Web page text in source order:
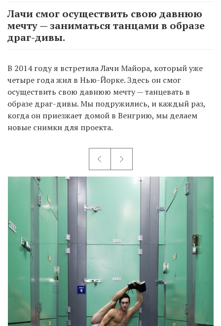
Лачи смог осуществить свою давнюю
мечту — заниматься танцами в образе
драг-дивы.
В 2014 году я встретила Лачи Майора, который уже
четыре года жил в Нью-Йорке. Здесь он смог
осуществить свою давнюю мечту — танцевать в
образе драг-дивы. Мы подружились, и каждый раз,
когда он приезжает домой в Венгрию, мы делаем
новые снимки для проекта.